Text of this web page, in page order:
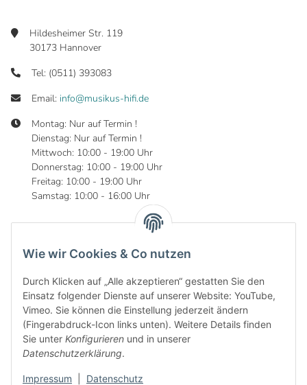
Wie wir Cookies & Co nutzen
Durch Klicken auf „Alle akzeptieren“ gestatten Sie den
Einsatz folgender Dienste auf unserer Website: YouTube,
Vimeo. Sie können die Einstellung jederzeit ändern
(Fingerabdruck-Icon links unten). Weitere Details finden
Sie unter Konfigurieren und in unserer
Datenschutzerklärung.
Impressum Datenschutz
Hildesheimer Str. 119
30173 Hannover
Tel: (0511) 393083
Email: info@musikus-hifi.de
Montag: Nur auf Termin !
Dienstag: Nur auf Termin !
Mittwoch: 10:00 - 19:00 Uhr
Donnerstag: 10:00 - 19:00 Uhr
Freitag: 10:00 - 19:00 Uhr
Samstag: 10:00 - 16:00 Uhr
Informationen
Gesetzliche Informationen